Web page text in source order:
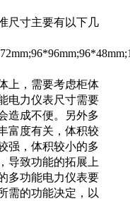
尺寸主要有以下几
上，需要考虑柜体
电力仪表尺寸需要
造成不便。另外多
富度有关，体积较
强，体积较小的多
导致功能的拓展上
多功能电力仪表要
需的功能决定，以